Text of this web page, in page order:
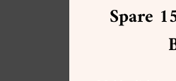
Spare